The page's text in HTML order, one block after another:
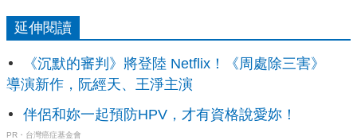
延伸閱讀
《沉默的審判》將登陸 Netflix！《周處除三害》
導演新作，阮經天、王淨主演
伴侶和妳一起預防HPV，才有資格說愛妳！
PR・台灣癌症基金會